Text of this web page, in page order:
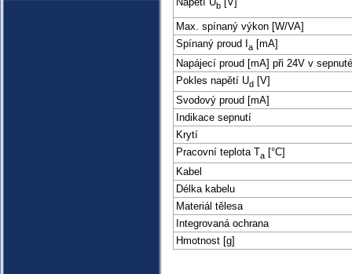
b
Max. spínaný výkon [W/VA]
Spínaný proud I
a [mA]
Napájecí proud [mA] při 24V v
Pokles napětí Ud [V]
Svodový proud [mA]
Indikace sepnutí
Krytí
Pracovní teplota Ta [°C]
Kabel
Délka kabelu
Materiál tělesa
Integrovaná ochrana
Hmotnost [g]